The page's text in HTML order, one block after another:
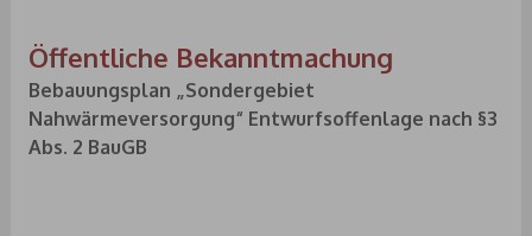
Öffentliche Bekanntmachung
Bebauungsplan „Sondergebiet
Nahwärmeversorgung“ Entwurfsoffenlage nach §3
Abs. 2 BauGB